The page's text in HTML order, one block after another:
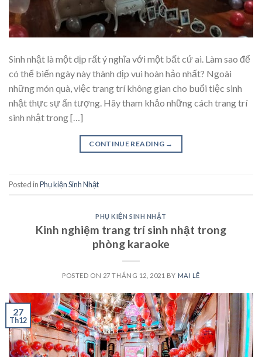
Sinh nhật là một dịp rất ý nghĩa với một bất cứ ai. Làm sao để
có thể biến ngày này thành dịp vui hoàn hảo nhất? Ngoài
những món quà, việc trang trí không gian cho buổi tiệc sinh
nhật thực sự ấn tượng. Hãy tham khảo những cách trang trí
sinh nhật trong […]
CONTINUE READING →
Posted inPhụ kiện Sinh Nhật
PHỤ KIỆN SINH NHẬT
Kinh nghiệm trang trí sinh nhật trong
phòng karaoke
POSTED ON 27 THÁNG 12, 2021 BY MAI LÊ
27
Th12